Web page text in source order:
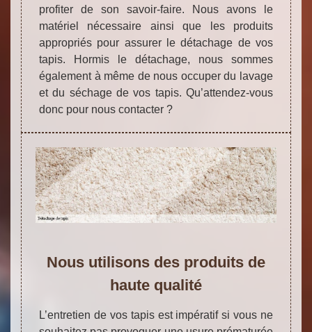
profiter de son savoir-faire. Nous avons le
matériel nécessaire ainsi que les produits
appropriés pour assurer le détachage de vos
tapis. Hormis le détachage, nous sommes
également à même de nous occuper du lavage
et du séchage de vos tapis. Qu’attendez-vous
donc pour nous contacter ?
Nous utilisons des produits de
haute qualité
L’entretien de vos tapis est impératif si vous ne